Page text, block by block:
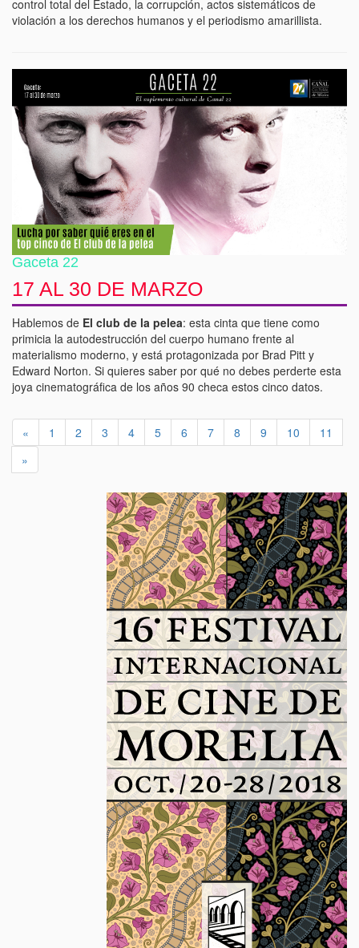
control total del Estado, la corrupción, actos sistemáticos de
violación a los derechos humanos y el periodismo amarillista.
Gaceta 22
17 AL 30 DE MARZO
Hablemos de El club de la pelea: esta cinta que tiene como
primicia la autodestrucción del cuerpo humano frente al
materialismo moderno, y está protagonizada por Brad Pitt y
Edward Norton. Si quieres saber por qué no debes perderte esta
joya cinematográfica de los años 90 checa estos cinco datos.
« 1 2 3 4 5 6 7 8 9 10
11
»